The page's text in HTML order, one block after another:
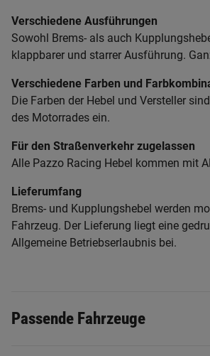
Verschiedene Ausführungen
Sowohl Brems- als auch
klappbarer und starrer Ausführung.
Verschiedene Farben und
Die Farben der Hebel und Versteller
des Motorrades ein.
Für den Straßenverkehr zugelassen
Alle Pazzo Racing Hebel kommen mit
Lieferumfang
Brems- und Kupplungshebel werden
Fahrzeug. Der Lieferung liegt eine
Allgemeine Betriebserlaubnis bei.
Passende Fahrzeuge